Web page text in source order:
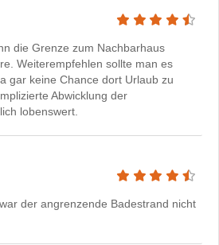
die Grenze zum Nachbarhaus
Weiterempfehlen sollte man es
gar keine Chance dort Urlaub zu
Abwicklung der
lobenswert.
der angrenzende Badestrand nicht